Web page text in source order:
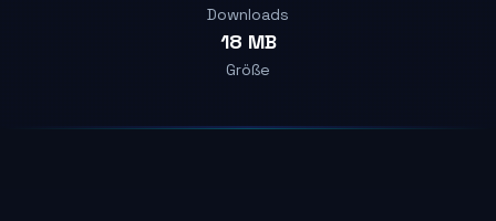
Downloads
18 MB
Größe